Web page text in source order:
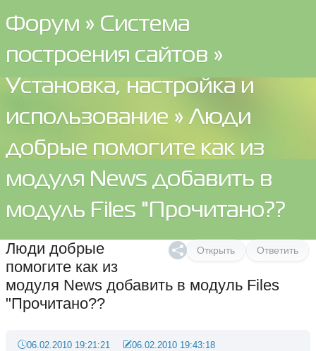
Форум » Система
построения сайтов »
Установка, настройка и
использование » Люди
добрые помогите как из
модуля News добавить в
модуль Files "Прочитано??
Открыть Ответить
Люди добрые
помогите как из
модуля News добавить в модуль Files
"Прочитано??
06.02.2010 19:21:21 06.02.2010 19:43:18